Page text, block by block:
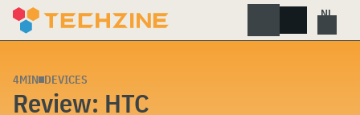
Skip
4MIN DEVICES
Review: HTC